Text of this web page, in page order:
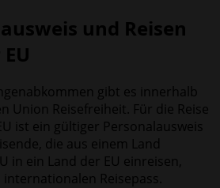
und Reisen
gibt es innerhalb
Union Reisefreiheit. Für die Reise
ist ein gültiger Personalausweis
die aus einem Land
in ein Land der EU einreisen,
Reisepass.